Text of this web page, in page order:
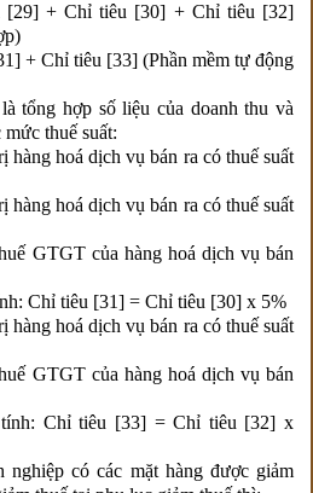
[29] + Chỉ tiêu [30] + Chỉ tiêu [32]
+ Chỉ tiêu [33] (Phần mềm tự động
tổng hợp số liệu của doanh thu và
thuế suất:
hàng hoá dịch vụ bán ra có thuế suất
hàng hoá dịch vụ bán ra có thuế suất
GTGT của hàng hoá dịch vụ bán
Chỉ tiêu [31] = Chỉ tiêu [30] x 5%
hàng hoá dịch vụ bán ra có thuế suất
GTGT của hàng hoá dịch vụ bán
tính: Chỉ tiêu [33] = Chỉ tiêu [32] x
có các mặt hàng được giảm